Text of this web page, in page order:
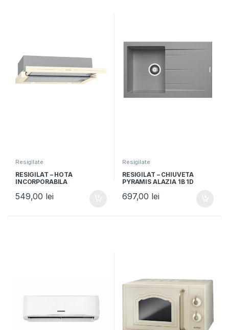
Resigilate
RESIGILAT – HOTA
INCORPORABILA
BHP62CLI, Clasa C, 60cm, 1
motor, 435m3/h, control
549,00 lei
Resigilate
RESIGILAT – CHIUVETA
PYRAMIS ALAZIA 1B 1D
Reversibil, Montare pe blat,
Iron grey
697,00 lei